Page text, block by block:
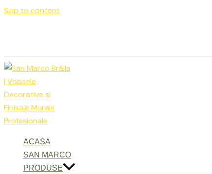
Skip to content
ACASA
SAN MARCO
PRODUSE